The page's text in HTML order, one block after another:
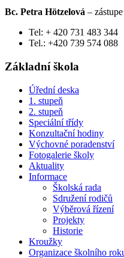
Bc. Petra Hötzelová –
Tel: + 420 731 483 344
Tel.: +420 739 574 088
Základní škola
Úřední deska
1. stupeň
2. stupeň
Speciální třídy
Konzultační hodiny
Výchovné poradenství
Fotogalerie školy
Aktuality
Informace
Školská rada
Sdružení rodičů
Výběrová řízení
Projekty
Historie
Kroužky
Organizace školního